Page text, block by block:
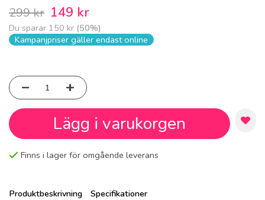
299 kr 149 kr
Du sparar 150 kr (50%)
Kampanjpriser gäller endast online
Lägg i varukorgen
Finns i lager för omgående leverans
Produktbeskrivning Specifikationer